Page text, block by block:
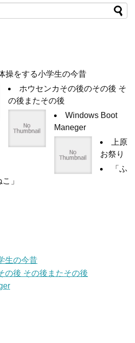
操をする小学生の今昔
ホウセンカその後のその後 そ
の後またその後
Windows Boot
Maneger
上原
お祭り
「ふ
」
生の今昔
の後 その後またその後